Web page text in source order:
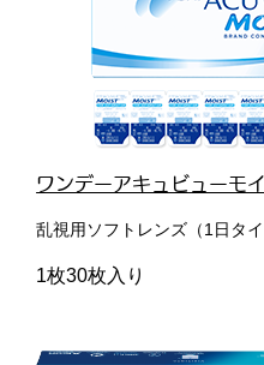
ワンデーアキュビューモ
乱視用ソフトレンズ（1日タイ
1枚30枚入り